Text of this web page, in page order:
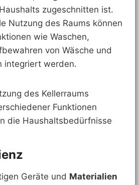
zugeschnitten ist.
Nutzung des Raums können
wie Waschen,
von Wäsche und
integriert werden.
des Kellerraums
Funktionen
die Haushaltsbedürfnisse
Geräte und Materialien